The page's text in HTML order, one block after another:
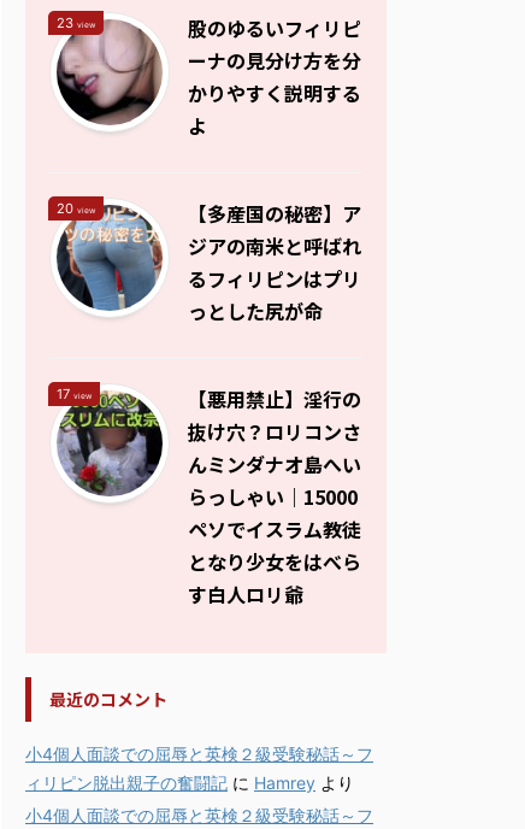
23 view
股のゆるいフィリピ
ーナの見分け方を分
かりやすく説明する
よ
20 view
【多産国の秘密】ア
ジアの南米と呼ばれ
るフィリピンはプリ
っとした尻が命
17 view
【悪用禁止】淫行の
抜け穴？ロリコンさ
んミンダナオ島へい
らっしゃい｜15000
ペソでイスラム教徒
となり少女をはべら
す白人ロリ爺
最近のコメント
小4個人面談での屈辱と英検２級受験秘話～フ
ィリピン脱出親子の奮闘記 に Hamrey より
小4個人面談での屈辱と英検２級受験秘話～フ